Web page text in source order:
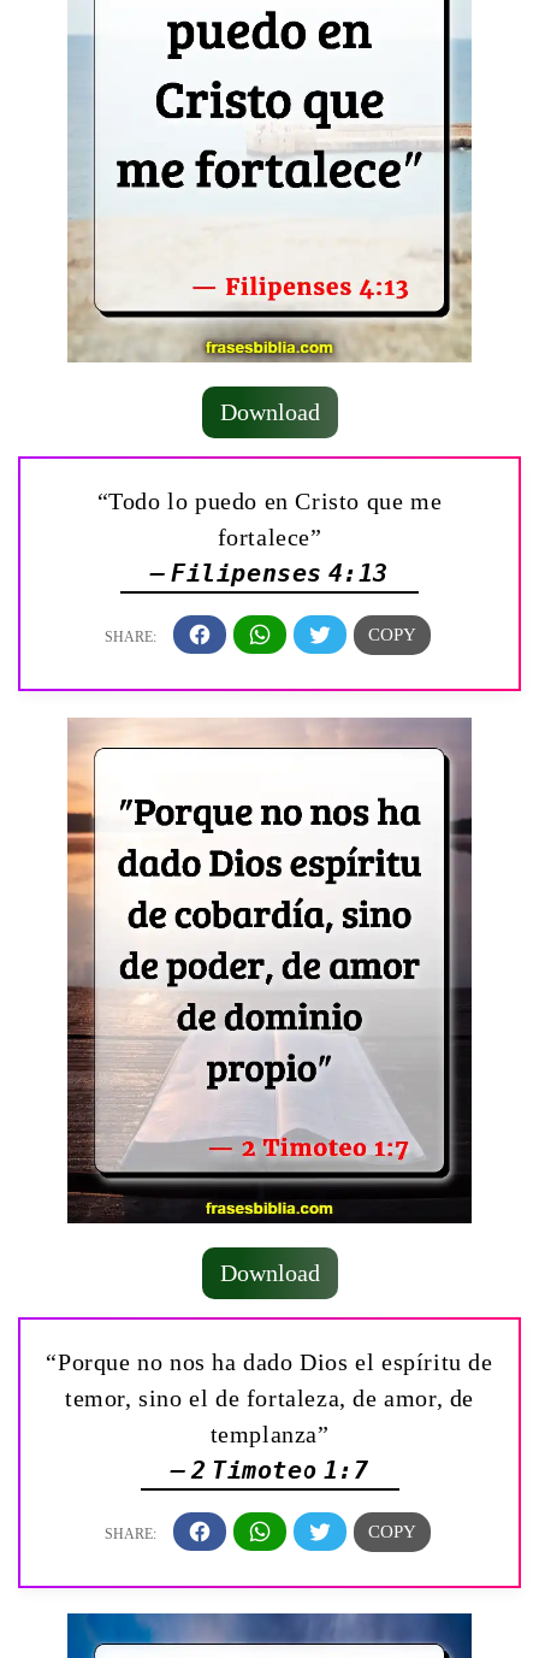
Download
“Todo lo puedo en Cristo que me
fortalece”
— Filipenses 4:13
Download
“Porque no nos ha dado Dios el espíritu de
temor, sino el de fortaleza, de amor, de
templanza”
— 2 Timoteo 1:7